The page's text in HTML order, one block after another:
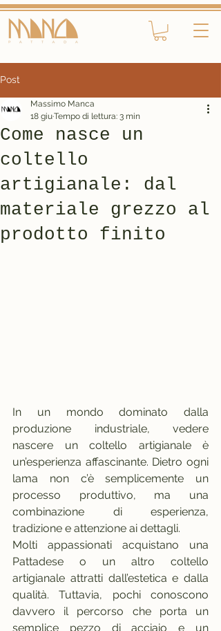
Post
Come nasce un
coltello
artigianale: dal
materiale grezzo al
prodotto finito
Massimo Manca
18 giuTempo di lettura: 3 min
In un mondo dominato dalla
produzione industriale, vedere
nascere un coltello artigianale è
un’esperienza affascinante. Dietro ogni
lama non c’è semplicemente un
processo produttivo, ma una
combinazione di esperienza,
tradizione e attenzione ai dettagli.
Molti appassionati acquistano una
Pattadese o un altro coltello
artigianale attratti dall’estetica e dalla
qualità. Tuttavia, pochi conoscono
davvero il percorso che porta un
semplice pezzo di acciaio e un